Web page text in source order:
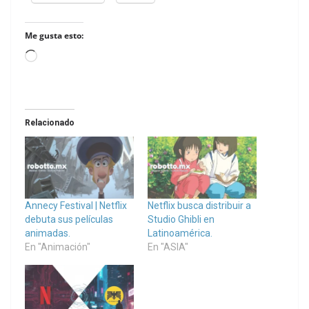
Me gusta esto:
Loading…
Relacionado
Annecy Festival | Netflix
debuta sus películas
animadas.
En "Animación"
Netflix busca distribuir a
Studio Ghibli en
Latinoamérica.
En "ASIA"